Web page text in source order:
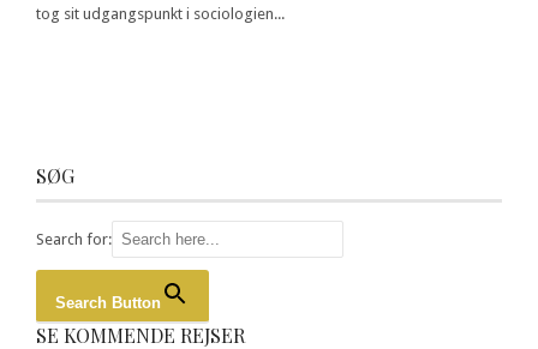
tog sit udgangspunkt i sociologien...
SØG
Search for:
Search Button
SE KOMMENDE REJSER